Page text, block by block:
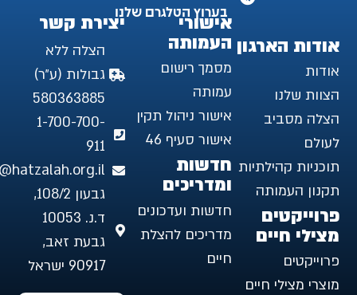
בערוץ הטלגרם שלנו
אודות הארגון
אודות
הצוות שלנו
הצלה מסביב
לעולם
תוכניות קהילתיות
תקנון העמותה
פרוייקטים
מצילי חיים
פרוייקטים
מוצרי מצילי חיים
אישורי
העמותה
מסמך רישום
עמותה
אישור ניהול תקין
אישור סעיף 46
חדשות
ומדריכים
חדשות ועדכונים
מדריכים להצלת
חיים
יצירת קשר
הצלה ללא
גבולות (ע״ר)
580363885
1-700-700-
911
גבעון 108/2,
ד.נ. 10053
גבעת זאב,
90917 ישראל